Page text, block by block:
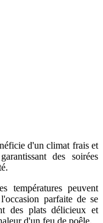
d'un climat frais et
des soirées
températures peuvent
parfaite de se
des plats délicieux et
d'un feu de poêle.